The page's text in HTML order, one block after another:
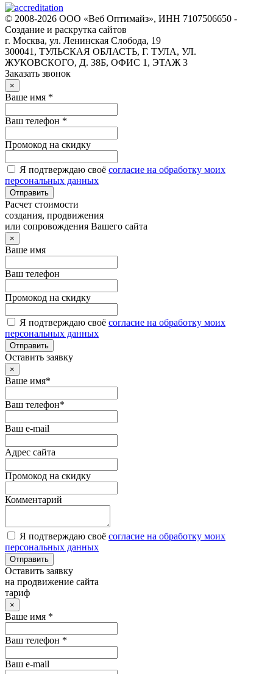
© 2008-2026 ООО «Веб Оптимайз», ИНН 7107506650 -
Создание и раскрутка сайтов
г. Москва, ул. Ленинская Слобода, 19
300041, ТУЛЬСКАЯ ОБЛАСТЬ, Г. ТУЛА, УЛ.
ЖУКОВСКОГО, Д. 38Б, ОФИС 1, ЭТАЖ 3
Заказать звонок
×
Ваше имя *
Ваш телефон *
Промокод на скидку
Я подтверждаю своё согласие на обработку моих
персональных данных
Отправить
Расчет стоимости
создания, продвижения
или сопровождения Вашего сайта
×
Ваше имя
Ваш телефон
Промокод на скидку
Я подтверждаю своё согласие на обработку моих
персональных данных
Отправить
Оставить заявку
×
Ваше имя*
Ваш телефон*
Ваш e-mail
Адрес сайта
Промокод на скидку
Комментарий
Я подтверждаю своё согласие на обработку моих
персональных данных
Отправить
Оставить заявку
на продвижение сайта
тариф
×
Ваше имя *
Ваш телефон *
Ваш e-mail